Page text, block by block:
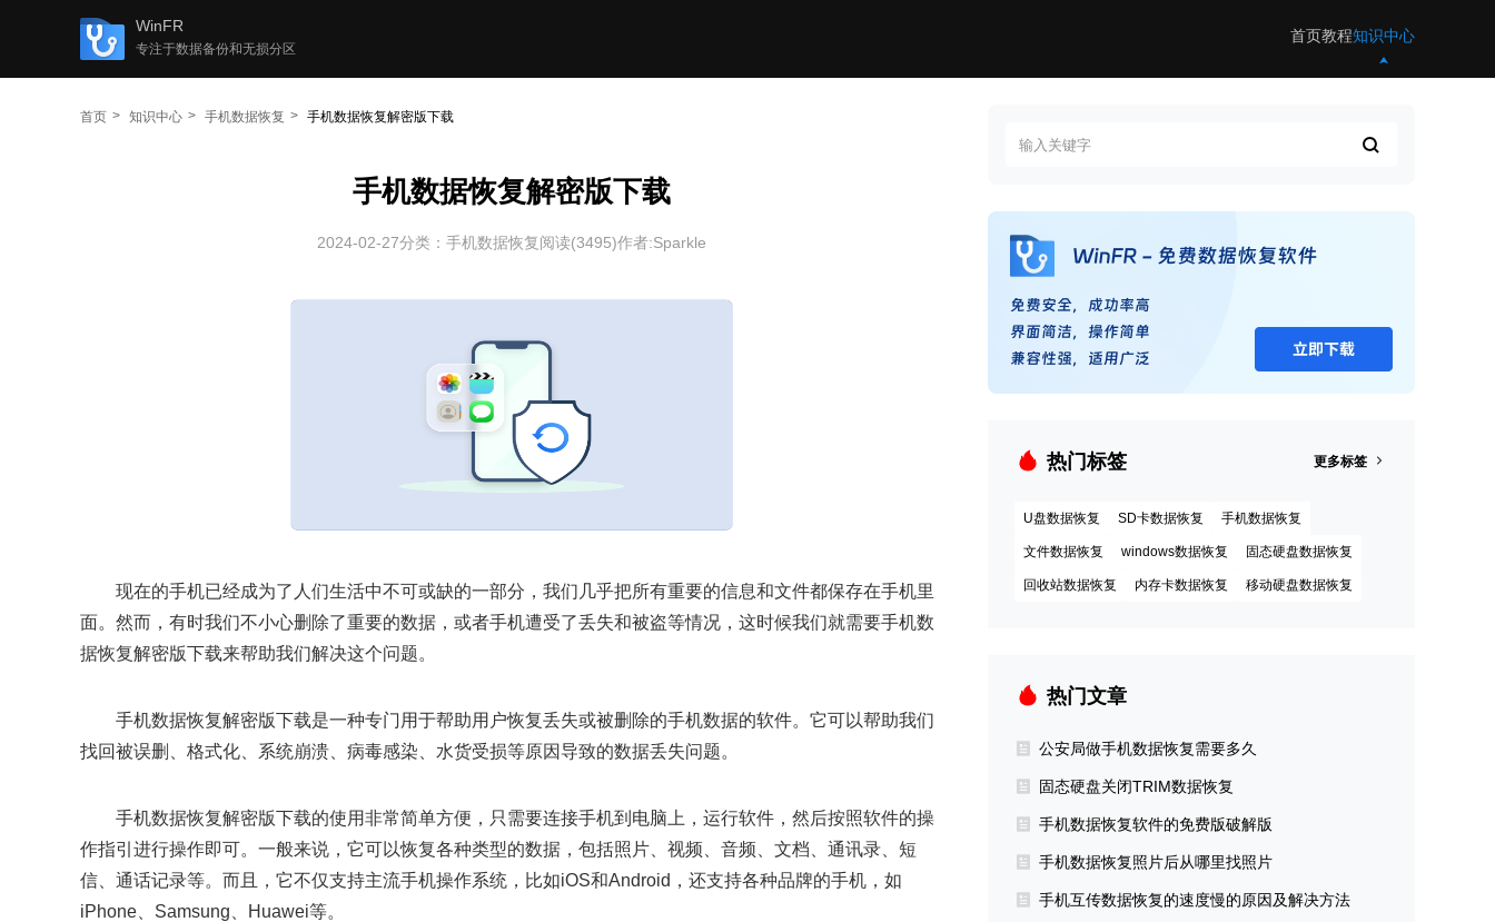
WinFR
专注于数据备份和无损分区
首页教程知识中心
首页 知识中心 手机数据恢复 手机数据恢复解密版下载
手机数据恢复解密版下载
2024-02-27分类： 手机数据恢复阅读(3495)作者:Sparkle
现在的手机已经成为了人们生活中不可或缺的一部分，我们几乎把所有重要的信息和文件都保存在手机里
面。然而，有时我们不小心删除了重要的数据，或者手机遭受了丢失和被盗等情况，这时候我们就需要手机数
据恢复解密版下载来帮助我们解决这个问题。
手机数据恢复解密版下载是一种专门用于帮助用户恢复丢失或被删除的手机数据的软件。它可以帮助我们
找回被误删、格式化、系统崩溃、病毒感染、水货受损等原因导致的数据丢失问题。
手机数据恢复解密版下载的使用非常简单方便，只需要连接手机到电脑上，运行软件，然后按照软件的操
作指引进行操作即可。一般来说，它可以恢复各种类型的数据，包括照片、视频、音频、文档、通讯录、短
信、通话记录等。而且，它不仅支持主流手机操作系统，比如iOS和Android，还支持各种品牌的手机，如
iPhone、Samsung、Huawei等。
热门标签 更多标签
U盘数据恢复 SD卡数据恢复 手机数据恢复
文件数据恢复 windows数据恢复 固态硬盘数据恢复
回收站数据恢复 内存卡数据恢复 移动硬盘数据恢复
热门文章
公安局做手机数据恢复需要多久
固态硬盘关闭TRIM数据恢复
手机数据恢复软件的免费版破解版
手机数据恢复照片后从哪里找照片
手机互传数据恢复的速度慢的原因及解决方法